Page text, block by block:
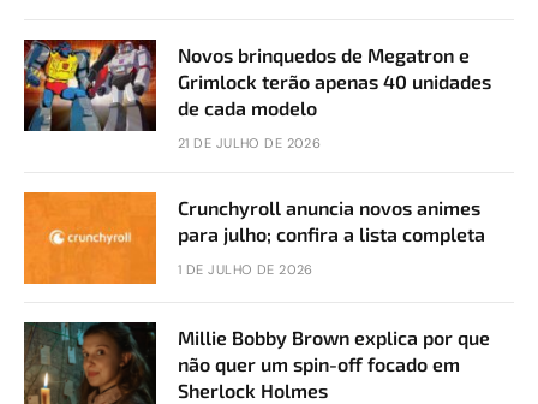
Novos brinquedos de Megatron e
Grimlock terão apenas 40 unidades
de cada modelo
21 DE JULHO DE 2026
Crunchyroll anuncia novos animes
para julho; confira a lista completa
1 DE JULHO DE 2026
Millie Bobby Brown explica por que
não quer um spin-off focado em
Sherlock Holmes